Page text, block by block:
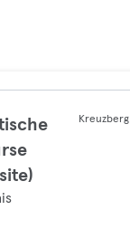
Kreuzberg